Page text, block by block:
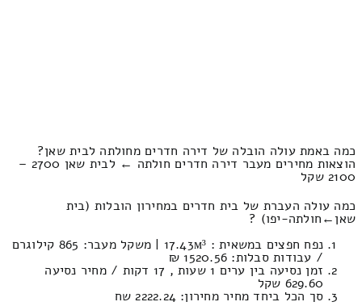
כמה באמת עולה הובלה של דירה חדרים מחולתה לבית שאן?
הוצאות מחירים מעבר דירה חדרים חולתה ← לבית שאן 2700 –
2100 שקל
כמה עולה העברת של בית חדרים במחירון הובלות (בית
שאן‎←‏חולתה-יפו) ?
נפח חפצים במשאית : 17.43м³ | משקל מעבר: 865 קילוגרם
/ עבודות סבלות: 1520.56 ₪
זמן נסיעה בין ערים 1 שעות , 17 דקות / מחיר נסיעה
629.60 שקל
סך הכל ביחד מחיר מחירון: 2222.24 שח